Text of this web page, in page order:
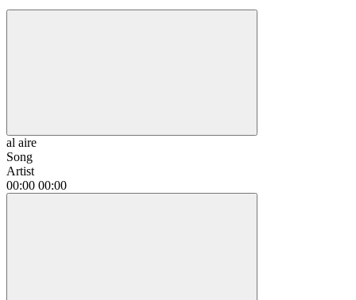
al aire
Song
Artist
00:00 00:00